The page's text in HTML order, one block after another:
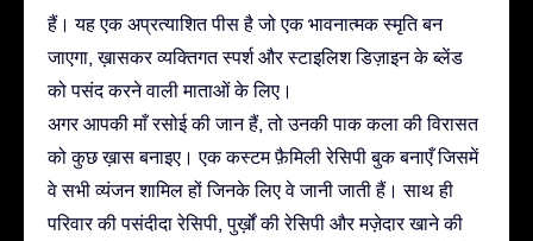
हैं। यह एक अप्रत्याशित पीस है जो एक भावनात्मक स्मृति बन
जाएगा, ख़ासकर व्यक्तिगत स्पर्श और स्टाइलिश डिज़ाइन के ब्लेंड
को पसंद करने वाली माताओं के लिए।
अगर आपकी माँ रसोई की जान हैं, तो उनकी पाक कला की विरासत
को कुछ ख़ास बनाइए। एक कस्टम फ़ैमिली रेसिपी बुक बनाएँ जिसमें
वे सभी व्यंजन शामिल हों जिनके लिए वे जानी जाती हैं। साथ ही
परिवार की पसंदीदा रेसिपी, पुर्ख़ों की रेसिपी और मज़ेदार खाने की